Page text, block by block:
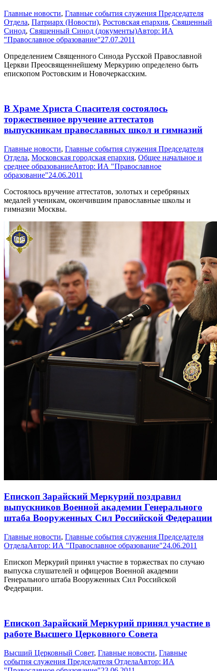
Главные новости, Главные события служения Председателя
Отдела, Патриарх (Новости), Ростовская епархия, Священный
Синод, Священный Синод (документы)Автор: ИА
"Православное образование"27.07.2011
Определением Священного Синода Русской Православной
Церкви Преосвященнейшему Меркурию определено быть
епископом Ростовским и Новочеркасским.
В Храме Христа Спасителя состоялось
торжественное вручение аттестатов
выпускникам православных школ и гимназий
Главные новости, Главные события служения Председателя
Отдела, Московская городская епархия, Общее начальное и
среднее образованиеАвтор: ИА "Православное
образование"24.06.2011
Состоялось вручение аттестатов, золотых и серебряных
медалей ученикам, окончившим православные школы и
гимназии Москвы.
Епископ Зарайский Меркурий поздравил
выпускников Военной академии Генерального
штаба Вооруженных Сил Российской Федерации
Главные новости, Главные события служения Председателя
ОтделаАвтор: ИА "Православное образование"24.06.2011
Епископ Меркурий принял участие в торжествах по случаю
выпуска слушателей и офицеров Военной академии
Генерального штаба Вооруженных Сил Российской
Федерации.
Епископ Зарайский Меркурий принял участие в
работе Высшего Церковного Совета
Высший Церковный Совет, Главные новости, Главные
события служения Председателя ОтделаАвтор: ИА